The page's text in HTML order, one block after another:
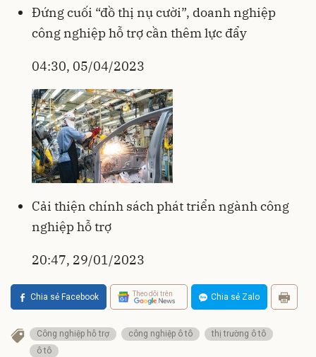
Đứng cuối “đồ thị nụ cười”, doanh nghiệp
công nghiệp hỗ trợ cần thêm lực đẩy
04:30, 05/04/2023
Cải thiện chính sách phát triển ngành công
nghiệp hỗ trợ
20:47, 29/01/2023
Chia sẻ Facebook Theo dõi trên Chia sẻ Zalo
Công nghiệp hỗ trợ công nghiệp ô tô
thị trường ô tô
ô tô